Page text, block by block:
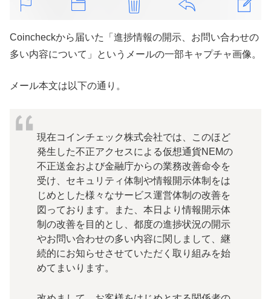
Coincheckから届いた「進捗情報の開示、お問い合わせの
多い内容について」というメールの一部キャプチャ画像。
メール本文は以下の通り。
現在コインチェック株式会社では、このほど
発生した不正アクセスによる仮想通貨NEMの
不正送金および金融庁からの業務改善命令を
受け、セキュリティ体制や情報開示体制をは
じめとした様々なサービス運営体制の改善を
図っております。また、本日より情報開示体
制の改善を目的とし、都度の進捗状況の開示
やお問い合わせの多い内容に関しまして、継
続的にお知らせさせていただく取り組みを始
めてまいります。